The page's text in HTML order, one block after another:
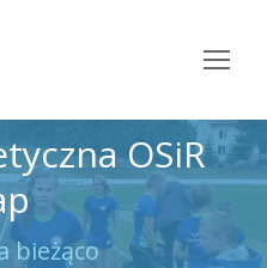
OSiR
bieżąco